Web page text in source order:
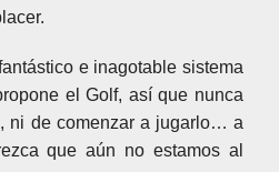
e inagotable sistema
el Golf, así que nunca
ni de comenzar a jugarlo… a
que aún no estamos al